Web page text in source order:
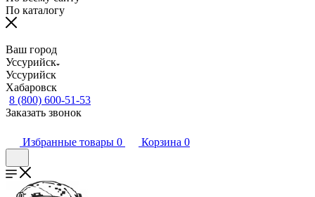
По каталогу
Ваш город
Уссурийск
Уссурийск
Хабаровск
8 (800) 600-51-53
Заказать звонок
Избранные товары 0 Корзина 0